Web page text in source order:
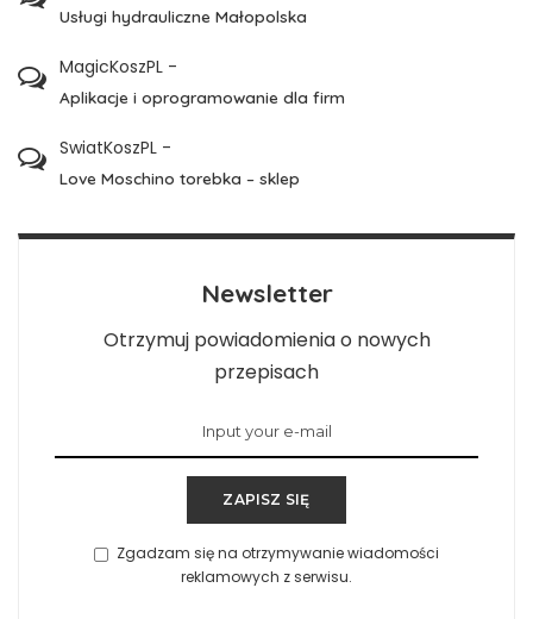
Usługi hydrauliczne Małopolska
MagicKoszPL -
Aplikacje i oprogramowanie dla firm
SwiatKoszPL -
Love Moschino torebka – sklep
Newsletter
Otrzymuj powiadomienia o nowych
przepisach
ZAPISZ SIĘ
Zgadzam się na otrzymywanie wiadomości
reklamowych z serwisu.